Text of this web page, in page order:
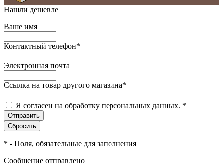
Нашли дешевле
Ваше имя
Контактный телефон*
Электронная почта
Ссылка на товар другого магазина*
Я согласен на обработку персональных данных. *
* - Поля, обязательные для заполнения
Сообщение отправлено